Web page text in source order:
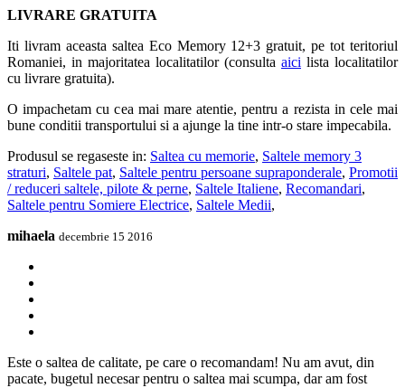
LIVRARE GRATUITA
Iti livram aceasta saltea Eco Memory 12+3 gratuit, pe tot teritoriul
Romaniei, in majoritatea localitatilor (consulta aici lista localitatilor
cu livrare gratuita).
O impachetam cu cea mai mare atentie, pentru a rezista in cele mai
bune conditii transportului si a ajunge la tine intr-o stare impecabila.
Produsul se regaseste in: Saltea cu memorie, Saltele memory 3
straturi, Saltele pat, Saltele pentru persoane supraponderale, Promotii
/ reduceri saltele, pilote & perne, Saltele Italiene, Recomandari,
Saltele pentru Somiere Electrice, Saltele Medii,
mihaela decembrie 15 2016
Este o saltea de calitate, pe care o recomandam! Nu am avut, din
pacate, bugetul necesar pentru o saltea mai scumpa, dar am fost